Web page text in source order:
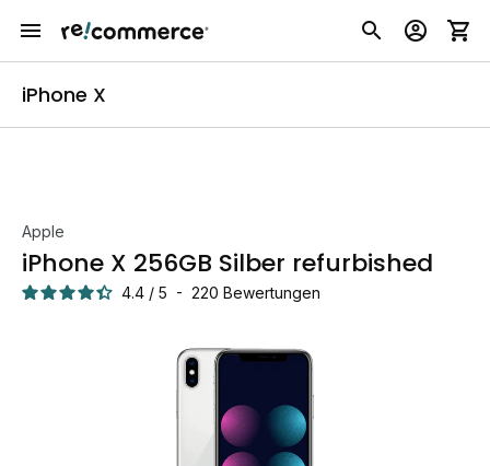
iPhone X
Apple
iPhone X 256GB Silber refurbished
4.4 / 5 - 220 Bewertungen